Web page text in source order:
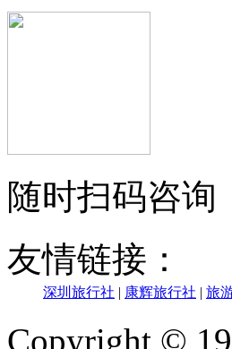
随时扫码咨询
友情链接：
深圳旅行社 | 康辉旅行社 | 旅
Copyright ©